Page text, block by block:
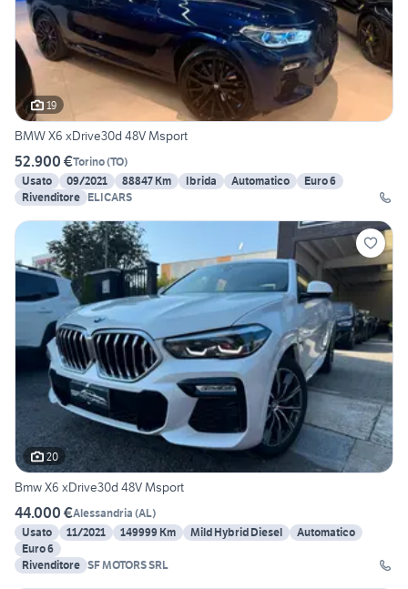
19
BMW X6 xDrive30d 48V Msport
52.900 €Torino(TO)
Usato
09/2021 88847 Km Ibrida Automatico
Euro 6
Rivenditore ELICARS
20
Bmw X6 xDrive30d 48V Msport
44.000 €Alessandria (AL)
Usato
11/2021 149999 Km Mild Hybrid Diesel
Automatico
Euro 6
Rivenditore SF MOTORS SRL